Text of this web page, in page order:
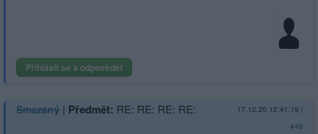
Přihlásit se a odpovědět
Smazaný | Předmět: RE: RE: RE: RE: 17.12.20 12:41:19 |
#46